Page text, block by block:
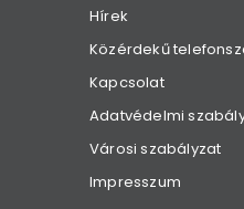
Hírek
Közérdekű
Kapcsolat
Adatvédelmi
Városi szabályzat
Impresszum